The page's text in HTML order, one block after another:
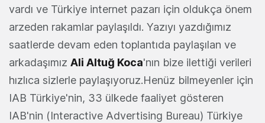
vardı ve Türkiye internet pazarı için oldukça önem
arzeden rakamlar paylaşıldı. Yazıyı yazdığımız
saatlerde devam eden toplantıda paylaşılan ve
arkadaşımız Ali Altuğ Koca'nın bize ilettiği verileri
hızlıca sizlerle paylaşıyoruz.Henüz bilmeyenler için
IAB Türkiye'nin, 33 ülkede faaliyet gösteren
IAB'nin (Interactive Advertising Bureau) Türkiye